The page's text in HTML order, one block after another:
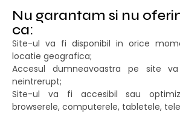
Nu garantam si nu
ca:
Site-ul va fi disponibil in orice
locatie geografica;
Accesul dumneavoastra pe site
neintrerupt;
Site-ul va fi accesibil sau
browserele, computerele, tabletele,